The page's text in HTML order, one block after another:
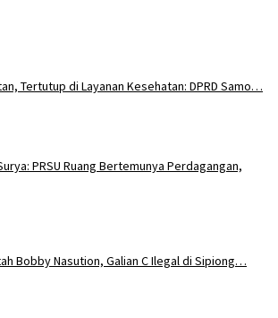
Tertutup di Layanan Kesehatan: DPRD Samo…
PRSU Ruang Bertemunya Perdagangan,
Bobby Nasution, Galian C Ilegal di Sipiong…